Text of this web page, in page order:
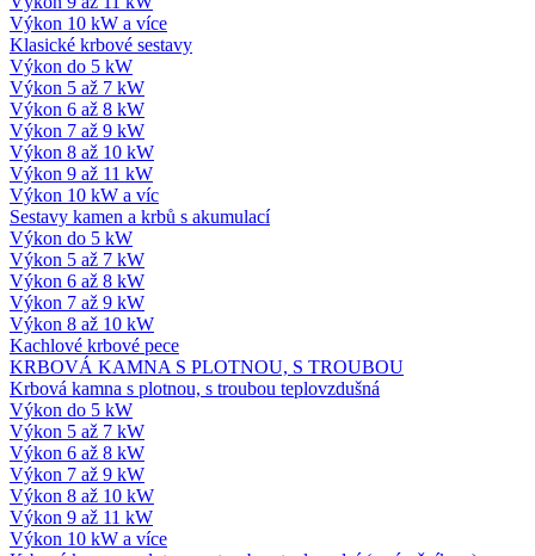
Výkon 10 kW a více
Klasické krbové sestavy
Výkon do 5 kW
Výkon 5 až 7 kW
Výkon 6 až 8 kW
Výkon 7 až 9 kW
Výkon 8 až 10 kW
Výkon 9 až 11 kW
Výkon 10 kW a víc
Sestavy kamen a krbů s akumulací
Výkon do 5 kW
Výkon 5 až 7 kW
Výkon 6 až 8 kW
Výkon 7 až 9 kW
Výkon 8 až 10 kW
Kachlové krbové pece
KRBOVÁ KAMNA S PLOTNOU, S TROUBOU
Krbová kamna s plotnou, s troubou teplovzdušná
Výkon do 5 kW
Výkon 5 až 7 kW
Výkon 6 až 8 kW
Výkon 7 až 9 kW
Výkon 8 až 10 kW
Výkon 9 až 11 kW
Výkon 10 kW a více